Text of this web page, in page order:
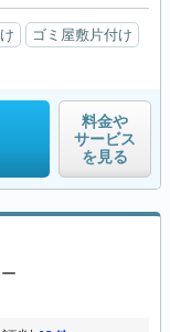
ゴミ屋敷片付け
料金や
サービス
を見る